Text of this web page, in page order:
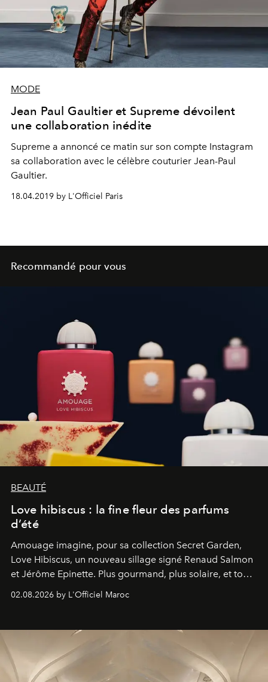
MODE
Jean Paul Gaultier et Supreme dévoilent
une collaboration inédite
Supreme a annoncé ce matin sur son compte Instagram
sa collaboration avec le célèbre couturier Jean-Paul
Gaultier.
18.04.2019 by L'Officiel Paris
Recommandé pour vous
BEAUTÉ
Love hibiscus : la fine fleur des parfums
d’été
Amouage imagine, pour sa collection Secret Garden,
Love Hibiscus, un nouveau sillage signé Renaud Salmon
et Jérôme Epinette. Plus gourmand, plus solaire, et tout
à fait irrésistible.
02.08.2026 by L'Officiel Maroc